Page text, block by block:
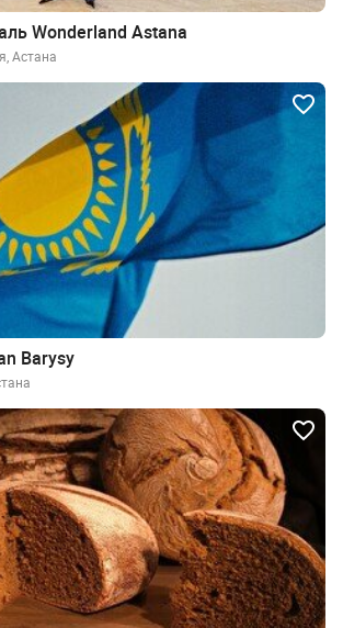
Wonderland Astana
Астана
Barysy